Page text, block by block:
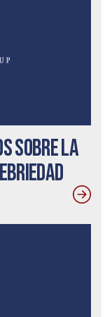
sobre la